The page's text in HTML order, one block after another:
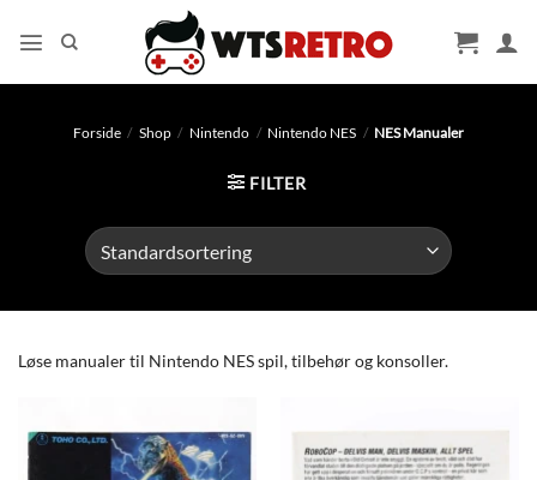
Forside / Shop / Nintendo / Nintendo NES / NES Manualer
FILTER
Løse manualer til Nintendo NES spil, tilbehør og konsoller.